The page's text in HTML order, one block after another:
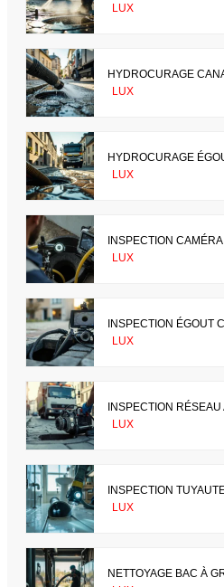
LUX
HYDROCURAGE
LUX
HYDROCURAGE
LUX
INSPECTION
LUX
INSPECTION ÉGOUT
LUX
INSPECTION
LUX
INSPECTION
LUX
NETTOYAGE BAC À